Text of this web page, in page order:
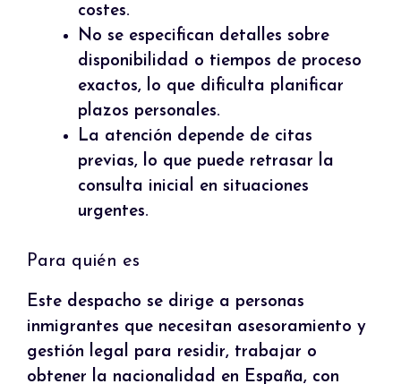
costes.
No se especifican detalles sobre
disponibilidad o tiempos de proceso
exactos, lo que dificulta planificar
plazos personales.
La atención depende de citas
previas, lo que puede retrasar la
consulta inicial en situaciones
urgentes.
Para quién es
Este despacho se dirige a personas
inmigrantes que necesitan asesoramiento y
gestión legal para residir, trabajar o
obtener la nacionalidad en España, con